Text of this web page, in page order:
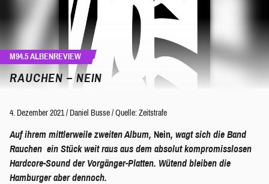
M94.5 ALBENREVIEW
RAUCHEN – NEIN
4. Dezember 2021/ Daniel Busse / Quelle: Zeitstrafe
Auf ihrem mittlerweile zweiten Album, Nein, wagt sich die Band
Rauchen ein Stück weit raus aus dem absolut kompromisslosen
Hardcore-Sound der Vorgänger-Platten. Wütend bleiben die
Hamburger aber dennoch.